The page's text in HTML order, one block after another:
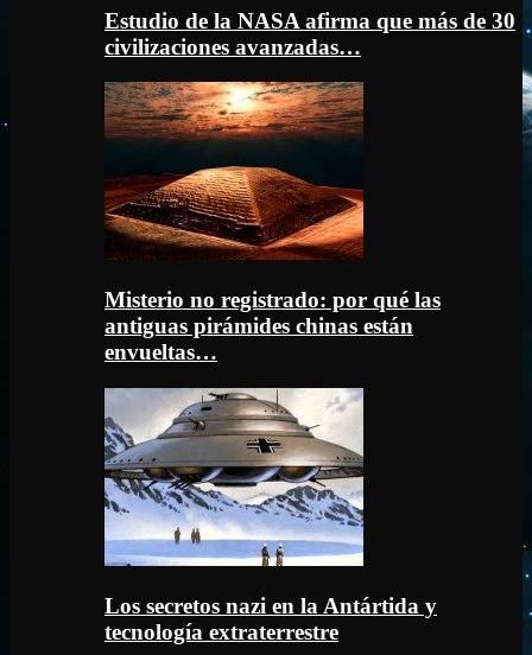
Estudio de la NASA afirma que más de 30
civilizaciones avanzadas…
Misterio no registrado: por qué las
antiguas pirámides chinas están
envueltas…
Los secretos nazi en la Antártida y
tecnología extraterrestre